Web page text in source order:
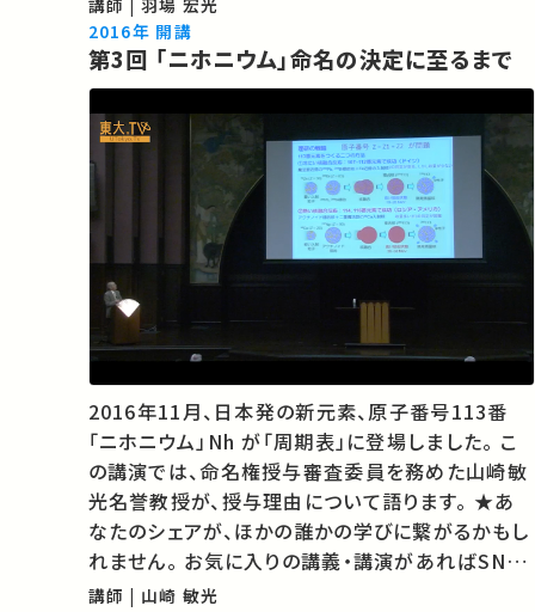
ます。
講師 | 羽場 宏光
2016年 開講
第3回 「ニホニウム」命名の決定に至るまで
2016年11月、日本発の新元素、原子番号113番
「ニホニウム」Nh が「周期表」に登場しました。 こ
の講演では、命名権授与審査委員を務めた山崎敏
光名誉教授が、授与理由について語ります。 ★あ
なたのシェアが、ほかの誰かの学びに繋がるかもし
れません。 お気に入りの講義・講演があればSNS
などでシェアをお願いします。
講師 | 山崎 敏光